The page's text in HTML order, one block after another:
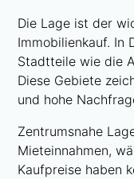
Die Lage ist der
Immobilienkauf. In
Stadtteile wie die
Diese Gebiete
und hohe
Zentrumsnahe
Mieteinnahmen,
Kaufpreise haben